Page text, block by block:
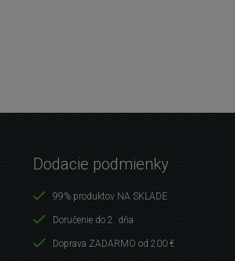
Dodacie podmienky
99% produktov NA SKLADE
Doručenie do 2. dňa
Doprava ZADARMO od 200 €